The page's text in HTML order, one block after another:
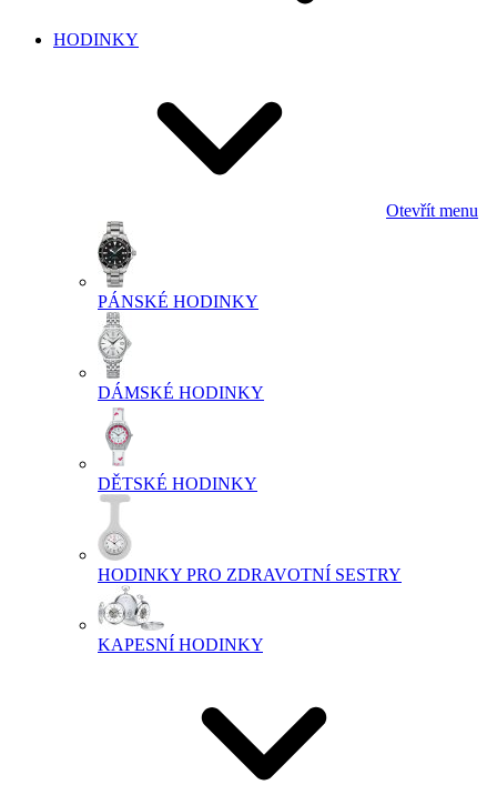
HODINKY
Otevřít menu
PÁNSKÉ HODINKY
DÁMSKÉ HODINKY
DĚTSKÉ HODINKY
HODINKY PRO ZDRAVOTNÍ SESTRY
KAPESNÍ HODINKY